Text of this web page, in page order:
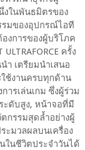
งในพันธมิตรของ
รมของอุปกรณ์ไอที
งการของผู้บริโภค
ครั้ง
ำ เตรียมนำเสนอ
ช้งานครบทุกด้าน
ารเล่นเกม ซึ่งผู้ร่วม
ะดับสูง, หน้าจอที่มี
กรรมสุดล้ำอย่างผู้
ะมวลผลบนเครื่อง
ในชีวิตประจำวันได้